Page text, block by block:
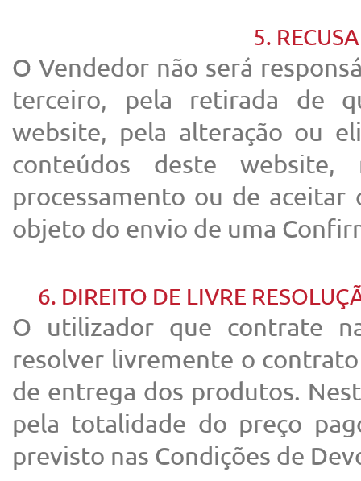
5.
O Vendedor não será
terceiro, pela retirada de
website, pela alteração ou
conteúdos deste
processamento ou de
objeto do envio de uma
6. DIREITO DE LIVRE
O utilizador que contrate
resolver livremente o
de entrega dos produtos.
pela totalidade do preço
previsto nas Condições de